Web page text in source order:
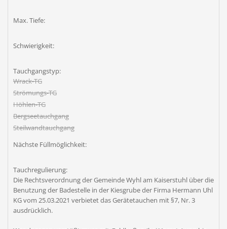
Max. Tiefe:
Schwierigkeit:
Tauchgangstyp:
Wrack-TG
Strömungs-TG
Höhlen-TG
Bergseetauchgang
Steilwandtauchgang
Nächste Füllmöglichkeit:
Tauchregulierung:
Die Rechtsverordnung der Gemeinde Wyhl am Kaiserstuhl über die
Benutzung der Badestelle in der Kiesgrube der Firma Hermann Uhl
KG vom 25.03.2021 verbietet das Gerätetauchen mit §7, Nr. 3
ausdrücklich.